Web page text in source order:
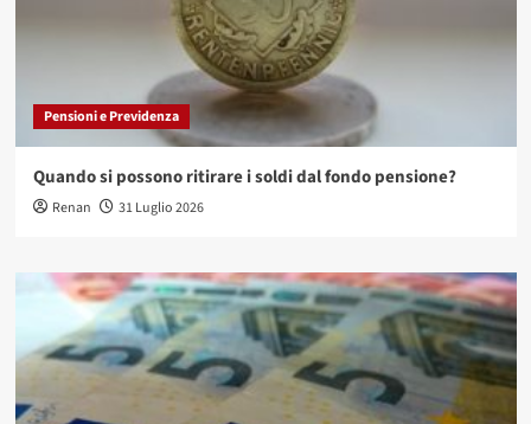
Pensioni e Previdenza
Quando si possono ritirare i soldi dal fondo pensione?
Renan 31 Luglio 2026